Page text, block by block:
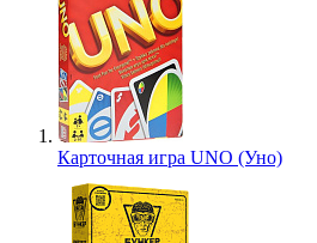
Карточная игра UNO (Уно)